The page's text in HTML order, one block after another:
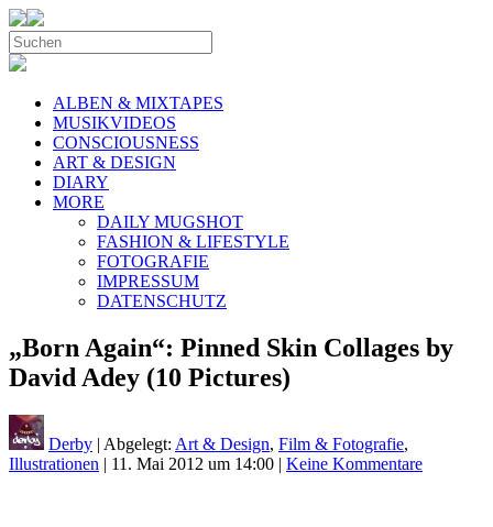
ALBEN & MIXTAPES
MUSIKVIDEOS
CONSCIOUSNESS
ART & DESIGN
DIARY
MORE
DAILY MUGSHOT
FASHION & LIFESTYLE
FOTOGRAFIE
IMPRESSUM
DATENSCHUTZ
„Born Again“: Pinned Skin Collages by
David Adey (10 Pictures)
Derby | Abgelegt: Art & Design, Film & Fotografie,
Illustrationen | 11. Mai 2012 um 14:00 | Keine Kommentare